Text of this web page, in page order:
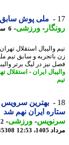
ملی پوش سابق
-ورزشی-6 ساعت پیش - جمعه 16 مرداد 1405، 14:12
والیبال استقلال
و سابق تیم ملی
نیز در لیگ برتر والیبال
ایران - استقلال تهران
بهترین سرویس
ایران نهم شد
-ورزشی-
12:53